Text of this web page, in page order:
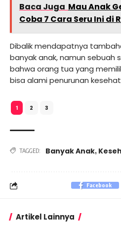
Baca Juga Mau Anak
Coba 7 Cara Seru Ini di
Dibalik mendapatnya
banyak anak, namun sebuah
bahwa orang tua yang
bisa alami penurunan
1 2 3
TAGGED: Banyak Anak,
Facebook
Artikel Lainnya